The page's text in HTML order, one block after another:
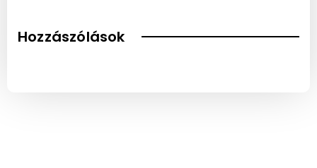
Hozzászólások